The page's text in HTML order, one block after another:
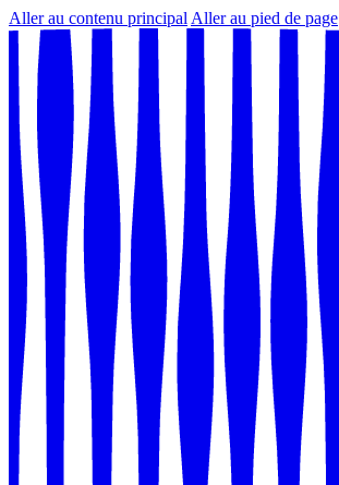
Aller au contenu principal Aller au pied de page